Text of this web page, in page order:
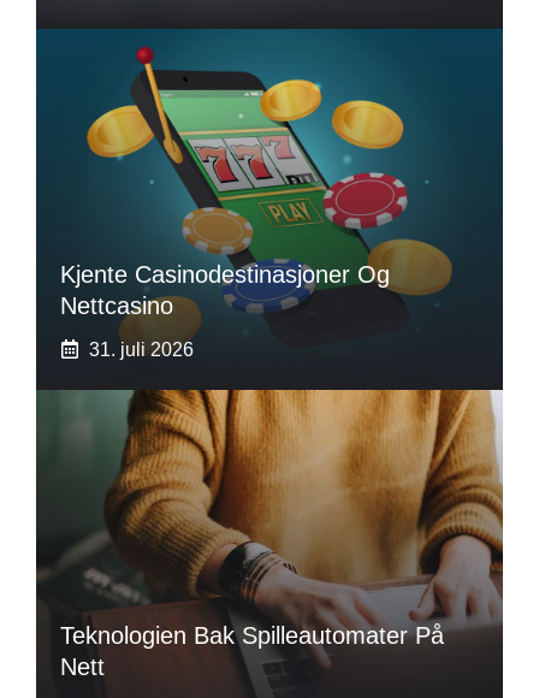
Kjente Casinodestinasjoner Og
Nettcasino
31. juli 2026
Teknologien Bak Spilleautomater På
Nett